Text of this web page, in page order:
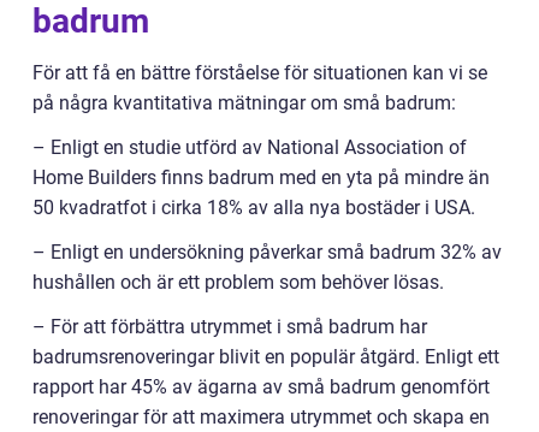
badrum
För att få en bättre förståelse för situationen kan vi se
på några kvantitativa mätningar om små badrum:
– Enligt en studie utförd av National Association of
Home Builders finns badrum med en yta på mindre än
50 kvadratfot i cirka 18% av alla nya bostäder i USA.
– Enligt en undersökning påverkar små badrum 32% av
hushållen och är ett problem som behöver lösas.
– För att förbättra utrymmet i små badrum har
badrumsrenoveringar blivit en populär åtgärd. Enligt ett
rapport har 45% av ägarna av små badrum genomfört
renoveringar för att maximera utrymmet och skapa en